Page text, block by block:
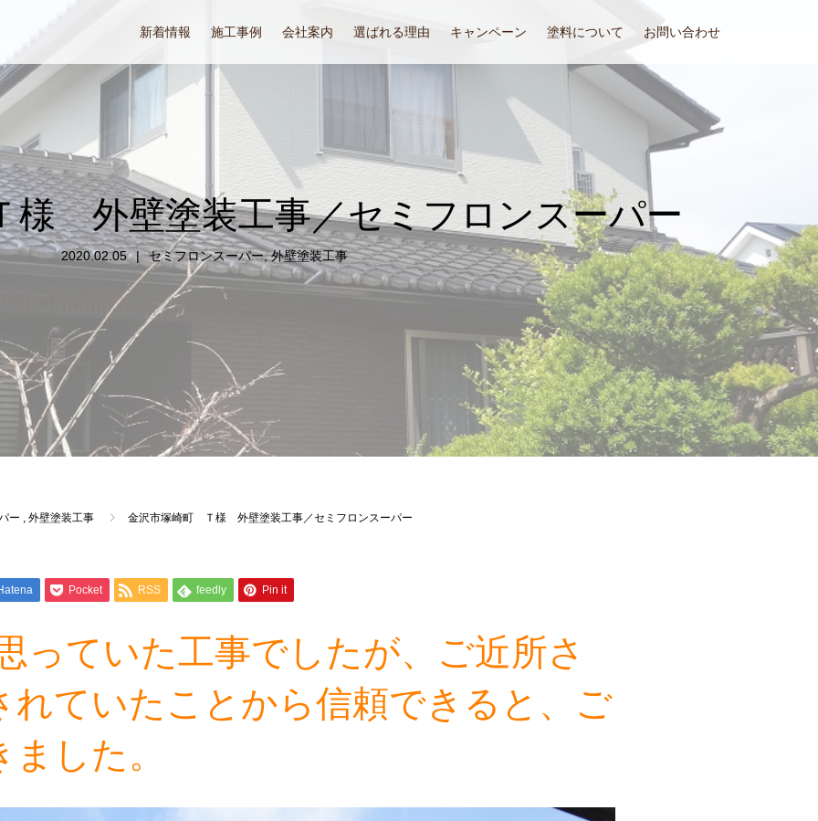
新着情報 施工事例 会社案内 選ばれる理由 キャンペーン 塗料について お問い合わせ
外壁塗装工事／セミフロンスーパー
2020.02.05 セミフロンスーパー,外壁塗装工事
ー 外壁塗装工事 金沢市塚崎町 Ｔ様 外壁塗装工事／セミフロンスーパー
Pocket RSS feedly Pin it
っていた工事でしたが、ご近所さ
れていたことから信頼できると、ご
した。